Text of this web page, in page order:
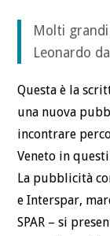
CONTATTI
Molti grandi
Leonardo
Questa è la
una nuova
incontrare
Veneto in
La pubblicità
e Interspar,
SPAR – si